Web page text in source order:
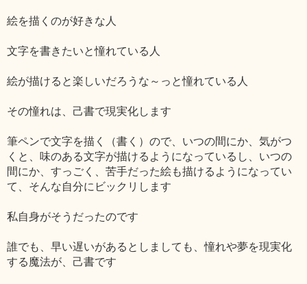
絵を描くのが好きな人
文字を書きたいと憧れている人
絵が描けると楽しいだろうな～っと憧れている人
その憧れは、己書で現実化します
筆ペンで文字を描く（書く）ので、いつの間にか、気がつ
くと、味のある文字が描けるようになっているし、いつの
間にか、すっごく、苦手だった絵も描けるようになってい
て、そんな自分にビックリします
私自身がそうだったのです
誰でも、早い遅いがあるとしましても、憧れや夢を現実化
する魔法が、己書です